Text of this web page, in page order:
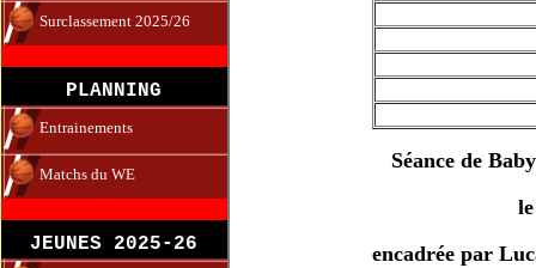
Surclassement 2025/26
PLANNING
Entrainements
Matchs du WE
JEUNES 2025-26
Séance de
encadrée par